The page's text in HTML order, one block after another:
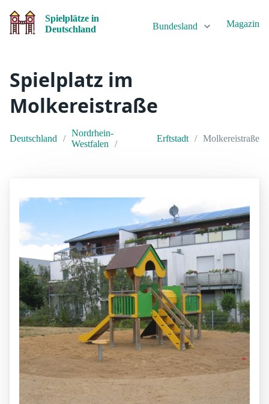
Spielplätze in
Deutschland
Bundesland Magazin
Spielplatz im
Molkereistraße
Deutschland
Nordrhein-
Westfalen
Erftstadt Molkereistraße